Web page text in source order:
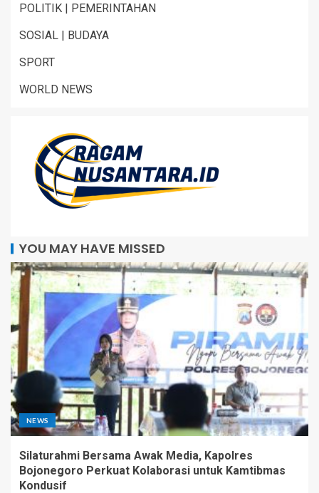
POLITIK | PEMERINTAHAN
SOSIAL | BUDAYA
SPORT
WORLD NEWS
YOU MAY HAVE MISSED
NEWS
Silaturahmi Bersama Awak Media, Kapolres
Bojonegoro Perkuat Kolaborasi untuk Kamtibmas
Kondusif